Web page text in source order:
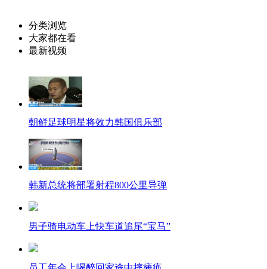
分类浏览
大家都在看
最新视频
朝鲜足球明星将效力韩国俱乐部
韩新总统将部署射程800公里导弹
男子骑电动车上快车道追尾“宝马”